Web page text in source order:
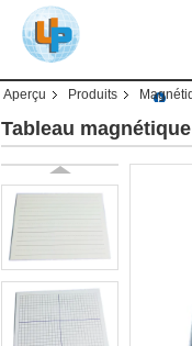
Aperçu Produits
Tableau